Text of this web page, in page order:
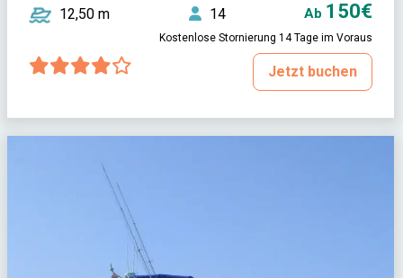
12,50 m 14 Ab 150€
Kostenlose Stornierung 14 Tage im Voraus
Jetzt buchen